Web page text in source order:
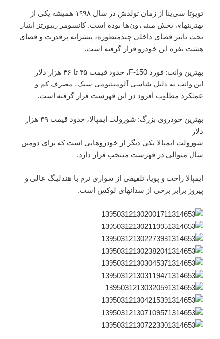
تویوتا سی‌ینا از زمان تولدش در سال ۱۹۹۸ همیشه یکی از
بهترینهای بخش مینی ون‌ها بوده است. کانسومر ریپورتز اینبار
تحت تاثیر فضای داخلی چندمنظوره، پیشرانه پرقدرت و فضای
هشت نفره این خودرو قرار گرفته است.
بهترین وانت: فورد F-150، حدود قیمت ۴۵ تا ۴۶ هزار دلار
این وانت به دلیل شاسی آلومینیومی سبک، مصرف کم و
عملکرد مطلوب آفرود در این فهرست قرار گرفته است.
بهترین خودروی بزرگ: شورولت ایمپالا، حدود قیمت ۳۹ هزار
دلار
شورولت ایمپالا یکی دیگر از خودروهایی است که برای دومین
سال متوالی در فهرست منتخب قرار دارد.
ایمپالا راحت و پویا، تلفیقی از سواری نرم با هندلینگ عالی و
پیروز برابر برخی از سدانهای لوکس است.